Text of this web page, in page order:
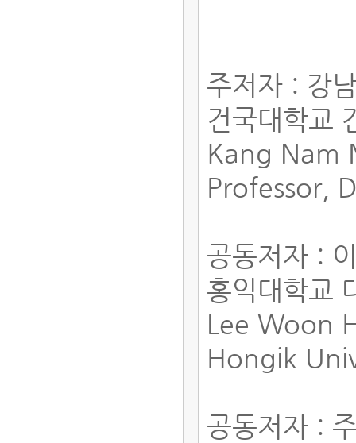
주저자 : 강
건국대학교
Kang Nam
Professor,
공동저자 :
홍익대학교
Lee Woon
Hongik
공동저자 :